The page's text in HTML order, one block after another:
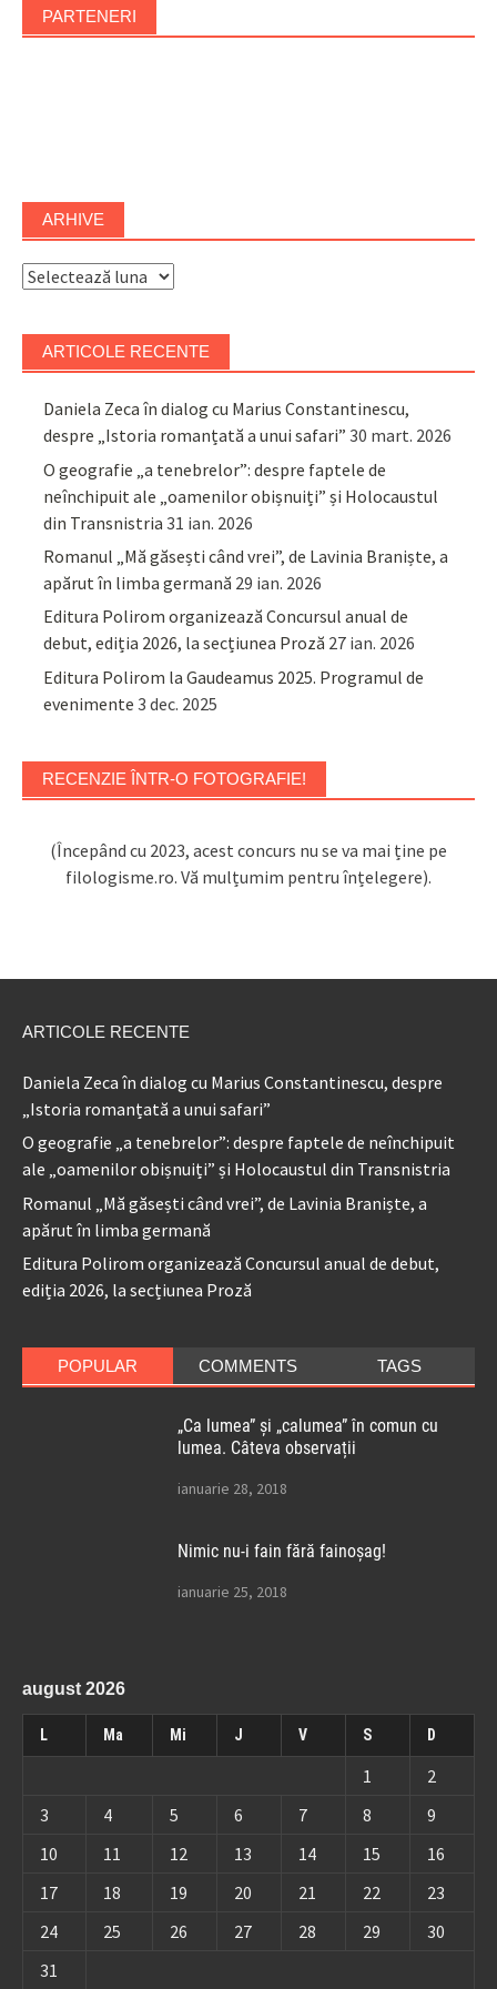
PARTENERI
ARHIVE
Arhive
ARTICOLE RECENTE
Daniela Zeca în dialog cu Marius Constantinescu,
despre „Istoria romanțată a unui safari” 30 mart. 2026
O geografie „a tenebrelor”: despre faptele de
neînchipuit ale „oamenilor obișnuiți” și Holocaustul
din Transnistria 31 ian. 2026
Romanul „Mă găsești când vrei”, de Lavinia Braniște, a
apărut în limba germană 29 ian. 2026
Editura Polirom organizează Concursul anual de
debut, ediția 2026, la secțiunea Proză 27 ian. 2026
Editura Polirom la Gaudeamus 2025. Programul de
evenimente 3 dec. 2025
RECENZIE ÎNTR-O FOTOGRAFIE!
(Începând cu 2023, acest concurs nu se va mai ține pe
filologisme.ro. Vă mulțumim pentru înțelegere).
ARTICOLE RECENTE
Daniela Zeca în dialog cu Marius Constantinescu, despre
„Istoria romanțată a unui safari”
O geografie „a tenebrelor”: despre faptele de neînchipuit
ale „oamenilor obișnuiți” și Holocaustul din Transnistria
Romanul „Mă găsești când vrei”, de Lavinia Braniște, a
apărut în limba germană
Editura Polirom organizează Concursul anual de debut,
ediția 2026, la secțiunea Proză
POPULAR COMMENTS TAGS
„Ca lumea” și „calumea” în comun cu
lumea. Câteva observații
ianuarie 28, 2018
Nimic nu-i fain fără fainoșag!
ianuarie 25, 2018
august 2026
L Ma Mi J V S D
1
2
3
4 5 6 7 8
9
10
11 12 13 14 15
16
17
18 19 20 21 22
23
24
25 26 27 28 29
30
31